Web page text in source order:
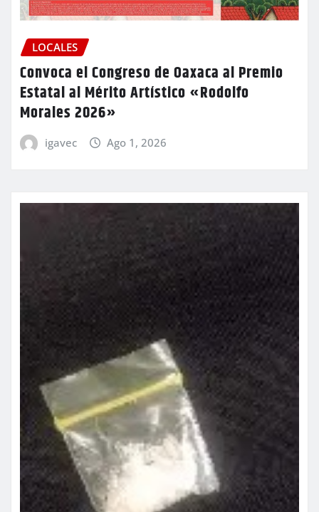
LOCALES
Convoca el Congreso de Oaxaca al Premio
Estatal al Mérito Artístico «Rodolfo
Morales 2026»
igavec Ago 1, 2026